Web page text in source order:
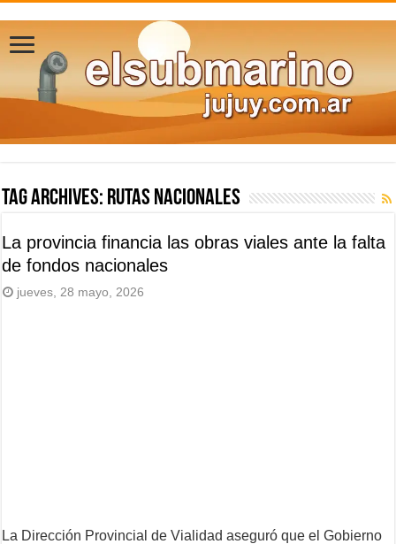
Tag Archives: rutas nacionales
La provincia financia las obras viales ante la falta
de fondos nacionales
jueves, 28 mayo, 2026
La Dirección Provincial de Vialidad aseguró que el Gobierno